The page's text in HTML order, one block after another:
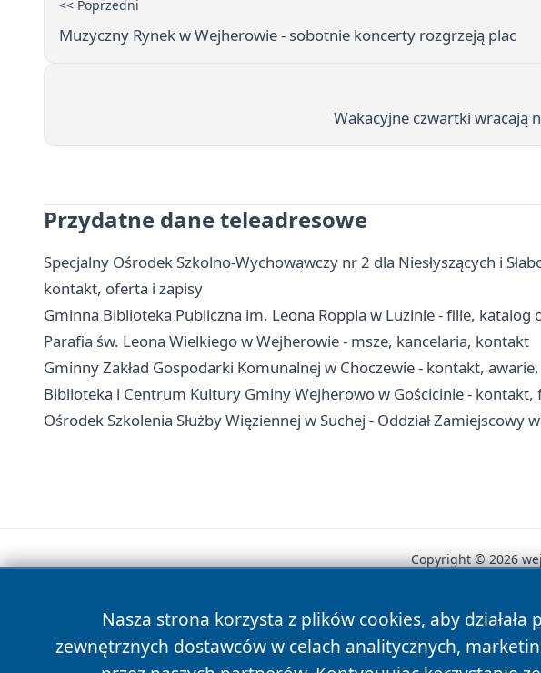
<< Poprzedni
Muzyczny Rynek w Wejherowie - sobotnie koncerty rozgrzeją plac
Wakacyjne czwartki wracają
Przydatne dane teleadresowe
Specjalny Ośrodek Szkolno-Wychowawczy nr 2 dla Niesłyszących i
kontakt, oferta i zapisy
Gminna Biblioteka Publiczna im. Leona Roppla w Luzinie - filie, katalog
Parafia św. Leona Wielkiego w Wejherowie - msze, kancelaria, kontakt
Gminny Zakład Gospodarki Komunalnej w Choczewie - kontakt,
Biblioteka i Centrum Kultury Gminy Wejherowo w Gościcinie - kontakt,
Ośrodek Szkolenia Służby Więziennej w Suchej - Oddział Zamiejscowy
Nasza strona korzysta z plików cookies, aby
zewnętrznych dostawców w celach analitycznych,
Copyright © 2026
News Autorzy